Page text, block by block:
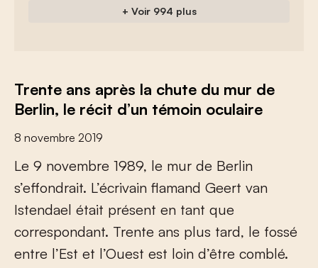
+ Voir 994 plus
Trente ans après la chute du mur de
Berlin, le récit d’un témoin oculaire
8 novembre 2019
Le 9 novembre 1989, le mur de Berlin
s’efondrait. L’écrivain famand Geert van
Istendael était présent en tant que
correspondant. Trente ans plus tard, le fossé
entre l’Est et l’Ouest est loin d’être comblé.